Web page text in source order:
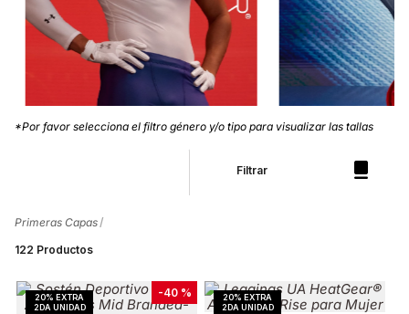
*Por favor selecciona el filtro género y/o tipo para visualizar las tallas
Filtrar
Primeras Capas
122 Productos
-40 %